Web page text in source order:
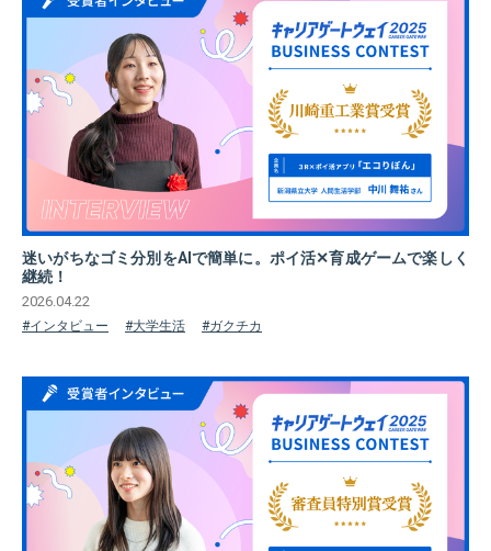
迷いがちなゴミ分別をAIで簡単に。ポイ活✕育成ゲームで楽しく
継続！
2026.04.22
#インタビュー #大学生活 #ガクチカ